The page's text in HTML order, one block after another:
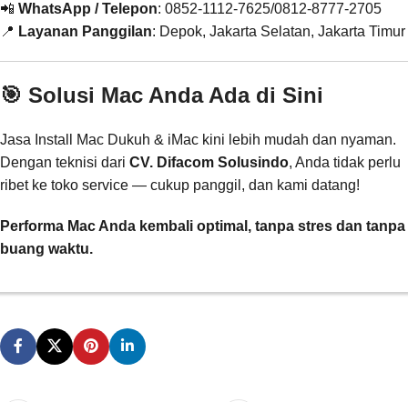
📲 WhatsApp / Telepon: 0852-1112-7625/0812-8777-2705
📍 Layanan Panggilan: Depok, Jakarta Selatan, Jakarta Timur
🎯 Solusi Mac Anda Ada di Sini
Jasa Install Mac Dukuh & iMac kini lebih mudah dan nyaman.
Dengan teknisi dari CV. Difacom Solusindo, Anda tidak perlu
ribet ke toko service — cukup panggil, dan kami datang!
Performa Mac Anda kembali optimal, tanpa stres dan tanpa
buang waktu.